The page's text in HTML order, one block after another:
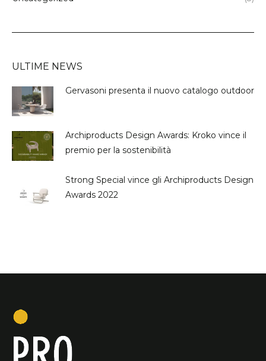
ULTIME NEWS
Gervasoni presenta il nuovo catalogo outdoor
Archiproducts Design Awards: Kroko vince il
premio per la sostenibilità
Strong Special vince gli Archiproducts Design
Awards 2022